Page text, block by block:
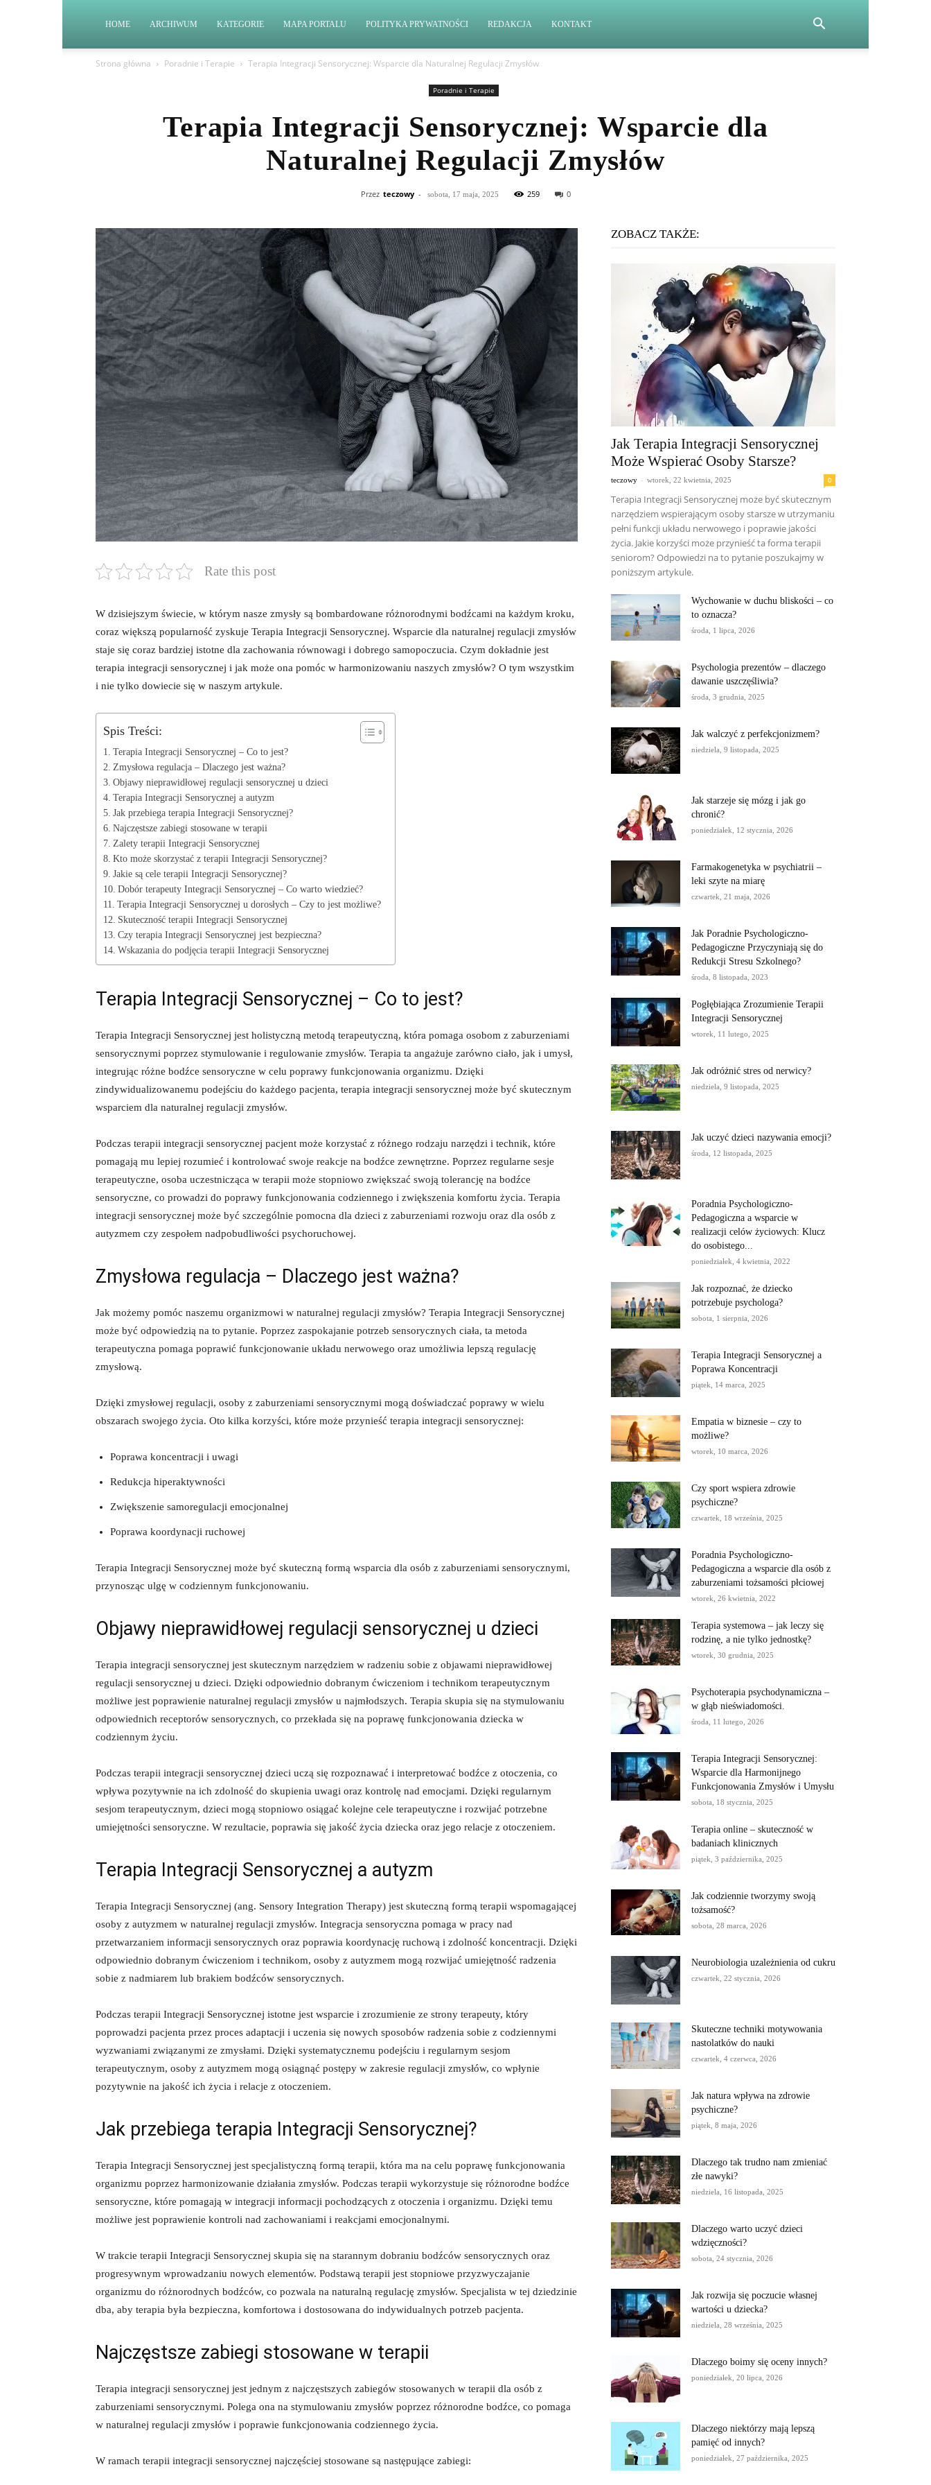
HOME ARCHIWUM KATEGORIE MAPA PORTALU POLITYKA PRYWATNOŚCI REDAKCJA KONTAKT
Strona główna Poradnie i Terapie Terapia Integracji Sensorycznej: Wsparcie dla Naturalnej Regulacji Zmysłów
Poradnie i Terapie
Terapia Integracji Sensorycznej: Wsparcie dla
Naturalnej Regulacji Zmysłów
Przez teczowy - sobota, 17 maja, 2025 259 0
Rate this post
W dzisiejszym świecie, w którym nasze‌ zmysły są bombardowane różnorodnymi bodźcami na każdym kroku,
⁣coraz​ większą popularność zyskuje Terapia Integracji Sensorycznej. Wsparcie dla naturalnej regulacji zmysłów⁣
staje​ się ⁤coraz bardziej istotne dla zachowania ‌równowagi i ⁤dobrego⁤ samopoczucia. Czym dokładnie jest
terapia integracji sensorycznej i jak może ona pomóc w harmonizowaniu naszych‍ zmysłów? O tym wszystkim
i nie tylko ⁣dowiecie się w naszym ​artykule.
Spis Treści:
Terapia Integracji Sensorycznej – Co to jest?
Zmysłowa regulacja – Dlaczego jest‍ ważna?
Objawy nieprawidłowej regulacji sensorycznej u dzieci
Terapia Integracji⁤ Sensorycznej a autyzm
Jak przebiega terapia Integracji Sensorycznej?
Najczęstsze zabiegi stosowane w terapii
Zalety terapii Integracji Sensorycznej
Kto może skorzystać ​z terapii ⁣Integracji Sensorycznej?
Jakie ⁣są cele terapii Integracji Sensorycznej?
Dobór terapeuty Integracji ​Sensorycznej – Co warto wiedzieć?
Terapia‌ Integracji ⁢Sensorycznej u dorosłych – Czy to jest możliwe?
Skuteczność terapii Integracji ⁢Sensorycznej
Czy terapia Integracji⁤ Sensorycznej jest ​bezpieczna?
Wskazania do podjęcia​ terapii Integracji Sensorycznej
Terapia Integracji Sensorycznej – Co to jest?
Terapia Integracji Sensorycznej jest holistyczną metodą ⁢terapeutyczną, która pomaga osobom z zaburzeniami
sensorycznymi poprzez stymulowanie i regulowanie zmysłów. Terapia ta ‍angażuje zarówno ciało, jak i umysł,
integrując różne bodźce sensoryczne w celu⁤ poprawy funkcjonowania organizmu. Dzięki
zindywidualizowanemu podejściu do ‌każdego pacjenta, terapia integracji sensorycznej może być skutecznym‌
wsparciem dla naturalnej regulacji zmysłów.
Podczas terapii integracji sensorycznej pacjent może korzystać z różnego rodzaju narzędzi i technik, które
pomagają‌ mu lepiej rozumieć i kontrolować swoje reakcje na ‌bodźce zewnętrzne. ⁤Poprzez⁤ regularne sesje
terapeutyczne, osoba uczestnicząca w‌ terapii może stopniowo zwiększać swoją tolerancję na bodźce
sensoryczne,​ co prowadzi do poprawy funkcjonowania codziennego i zwiększenia komfortu życia.‌ Terapia
integracji sensorycznej może‌ być szczególnie pomocna dla dzieci z zaburzeniami rozwoju‍ oraz dla osób z
autyzmem czy zespołem nadpobudliwości psychoruchowej.
Zmysłowa regulacja – Dlaczego jest‍ ważna?
Jak możemy⁢ pomóc ‌naszemu organizmowi w naturalnej regulacji zmysłów? Terapia ⁤Integracji Sensorycznej
może być odpowiedzią ⁣na to pytanie. Poprzez zaspokajanie potrzeb sensorycznych ciała, ta metoda
terapeutyczna pomaga‌ poprawić funkcjonowanie układu nerwowego‌ oraz⁢ umożliwia lepszą regulację
zmysłową.
Dzięki⁢ zmysłowej regulacji, osoby z zaburzeniami sensorycznymi⁢ mogą doświadczać poprawy w wielu
obszarach swojego życia. Oto kilka korzyści, które może przynieść terapia integracji sensorycznej:
Poprawa koncentracji i uwagi
Redukcja⁢ hiperaktywności
Zwiększenie samoregulacji emocjonalnej
Poprawa⁣ koordynacji ruchowej
Terapia Integracji Sensorycznej może być skuteczną formą wsparcia dla osób ⁣z zaburzeniami sensorycznymi,
przynosząc ulgę w codziennym funkcjonowaniu.
Objawy nieprawidłowej regulacji sensorycznej u dzieci
Terapia integracji sensorycznej jest skutecznym narzędziem w radzeniu sobie ⁣z objawami nieprawidłowej
regulacji sensorycznej u dzieci. ‌Dzięki odpowiednio dobranym ćwiczeniom⁤ i technikom terapeutycznym
możliwe jest poprawienie naturalnej regulacji zmysłów u najmłodszych. Terapia skupia się na stymulowaniu
odpowiednich receptorów ⁤sensorycznych, co przekłada się na poprawę funkcjonowania ‌dziecka w
codziennym życiu.
Podczas terapii integracji sensorycznej dzieci uczą się⁤ rozpoznawać i interpretować bodźce z otoczenia, ​co
wpływa pozytywnie ⁤na​ ich zdolność do skupienia uwagi oraz kontrolę nad emocjami. ⁤Dzięki regularnym
sesjom terapeutycznym, dzieci mogą stopniowo​ osiągać kolejne cele⁢ terapeutyczne i rozwijać ⁣potrzebne
umiejętności​ sensoryczne. W rezultacie, poprawia‍ się jakość życia dziecka oraz⁢ jego relacje ‌z otoczeniem.
Terapia Integracji⁤ Sensorycznej a autyzm
Terapia Integracji Sensorycznej ‍(ang. Sensory Integration⁢ Therapy) jest skuteczną formą terapii wspomagającej
osoby z autyzmem w‌ naturalnej regulacji zmysłów. Integracja sensoryczna pomaga​ w pracy nad
przetwarzaniem informacji sensorycznych oraz poprawia koordynację ruchową ⁢i zdolność koncentracji. Dzięki
odpowiednio ⁢dobranym ćwiczeniom i technikom, osoby z autyzmem mogą ​rozwijać umiejętność radzenia
sobie z nadmiarem lub brakiem ⁣bodźców sensorycznych.
Podczas terapii Integracji ‍Sensorycznej istotne jest wsparcie i zrozumienie ze strony terapeuty, który
⁣poprowadzi pacjenta przez ⁤proces adaptacji i ⁢uczenia się nowych sposobów radzenia sobie z codziennymi
wyzwaniami​ związanymi ze zmysłami. Dzięki systematycznemu podejściu ⁣i regularnym sesjom
terapeutycznym, osoby z autyzmem mogą osiągnąć postępy w⁣ zakresie regulacji zmysłów, co ⁢wpłynie
⁣pozytywnie na jakość ich życia i relacje z otoczeniem.
Jak przebiega terapia Integracji Sensorycznej?
Terapia Integracji Sensorycznej jest specjalistyczną formą terapii, która ma na celu poprawę funkcjonowania
organizmu poprzez​ harmonizowanie działania zmysłów. Podczas terapii wykorzystuje się różnorodne bodźce
sensoryczne, które pomagają w integracji informacji pochodzących z⁢ otoczenia ⁢i organizmu.⁢ Dzięki temu
możliwe jest poprawienie kontroli nad zachowaniami i reakcjami emocjonalnymi.
W trakcie terapii ⁢Integracji Sensorycznej skupia się na starannym dobraniu bodźców sensorycznych oraz
progresywnym wprowadzaniu ⁣nowych elementów. Podstawą terapii jest stopniowe ⁢przyzwyczajanie
organizmu⁢ do różnorodnych bodźców, co pozwala na naturalną regulację zmysłów. Specjalista w tej dziedzinie
dba, aby terapia była bezpieczna, komfortowa i dostosowana​ do indywidualnych potrzeb pacjenta.
Najczęstsze zabiegi stosowane w terapii
Terapia integracji ⁤sensorycznej jest jednym z najczęstszych zabiegów stosowanych ​w terapii dla osób z
zaburzeniami ⁤sensorycznymi. Polega ona na stymulowaniu zmysłów poprzez różnorodne bodźce,‌ co pomaga
w naturalnej regulacji‌ zmysłów i⁣ poprawie funkcjonowania codziennego życia.
W ramach terapii integracji sensorycznej‌ najczęściej stosowane są następujące⁤ zabiegi:
ZOBACZ TAKŻE:
Jak Terapia Integracji Sensorycznej
Może Wspierać Osoby Starsze?
teczowy - wtorek, 22 kwietnia, 2025 0
Terapia Integracji Sensorycznej może być skutecznym
narzędziem wspierającym osoby starsze w utrzymaniu
pełni funkcji układu nerwowego i poprawie jakości
życia. Jakie korzyści może przynieść ta forma terapii
seniorom? Odpowiedzi na to pytanie poszukajmy w
poniższym artykule.
Wychowanie w duchu bliskości – co
to oznacza?
środa, 1 lipca, 2026
Psychologia prezentów – dlaczego
dawanie uszczęśliwia?
środa, 3 grudnia, 2025
Jak walczyć z perfekcjonizmem?
niedziela, 9 listopada, 2025
Jak starzeje się mózg i jak go
chronić?
poniedziałek, 12 stycznia, 2026
Farmakogenetyka w psychiatrii –
leki szyte na miarę
czwartek, 21 maja, 2026
Jak Poradnie Psychologiczno-
Pedagogiczne Przyczyniają się do
Redukcji Stresu Szkolnego?
środa, 8 listopada, 2023
Pogłębiająca Zrozumienie Terapii
Integracji Sensorycznej
wtorek, 11 lutego, 2025
Jak odróżnić stres od nerwicy?
niedziela, 9 listopada, 2025
Jak uczyć dzieci nazywania emocji?
środa, 12 listopada, 2025
Poradnia Psychologiczno-
Pedagogiczna a wsparcie w
realizacji celów życiowych: Klucz
do osobistego...
poniedziałek, 4 kwietnia, 2022
Jak rozpoznać, że dziecko
potrzebuje psychologa?
sobota, 1 sierpnia, 2026
Terapia Integracji Sensorycznej a
Poprawa Koncentracji
piątek, 14 marca, 2025
Empatia w biznesie – czy to
możliwe?
wtorek, 10 marca, 2026
Czy sport wspiera zdrowie
psychiczne?
czwartek, 18 września, 2025
Poradnia Psychologiczno-
Pedagogiczna a wsparcie dla osób z
zaburzeniami tożsamości płciowej
wtorek, 26 kwietnia, 2022
Terapia systemowa – jak leczy się
rodzinę, a nie tylko jednostkę?
wtorek, 30 grudnia, 2025
Psychoterapia psychodynamiczna –
w głąb nieświadomości.
środa, 11 lutego, 2026
Terapia Integracji Sensorycznej:
Wsparcie dla Harmonijnego
Funkcjonowania Zmysłów i Umysłu
sobota, 18 stycznia, 2025
Terapia online – skuteczność w
badaniach klinicznych
piątek, 3 października, 2025
Jak codziennie tworzymy swoją
tożsamość?
sobota, 28 marca, 2026
Neurobiologia uzależnienia od cukru
czwartek, 22 stycznia, 2026
Skuteczne techniki motywowania
nastolatków do nauki
czwartek, 4 czerwca, 2026
Jak natura wpływa na zdrowie
psychiczne?
piątek, 8 maja, 2026
Dlaczego tak trudno nam zmieniać
złe nawyki?
niedziela, 16 listopada, 2025
Dlaczego warto uczyć dzieci
wdzięczności?
sobota, 24 stycznia, 2026
Jak rozwija się poczucie własnej
wartości u dziecka?
niedziela, 28 września, 2025
Dlaczego boimy się oceny innych?
poniedziałek, 20 lipca, 2026
Dlaczego niektórzy mają lepszą
pamięć od innych?
poniedziałek, 27 października, 2025